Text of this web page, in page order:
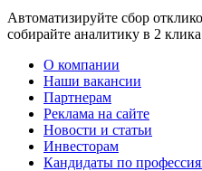
Автоматизируйте сбор
собирайте аналитику в 2 клика
О компании
Наши вакансии
Партнерам
Реклама на сайте
Новости и статьи
Инвесторам
Кандидаты по